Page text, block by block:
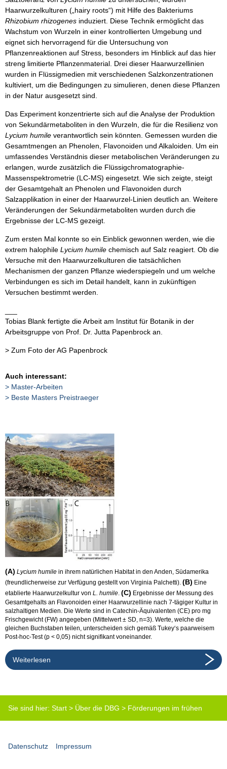
Haarwurzelkulturen („hairy roots“) mit Hilfe des Bakteriums
Rhizobium rhizogenes induziert. Diese Technik ermöglicht das
Wachstum von Wurzeln in einer kontrollierten Umgebung und
eignet sich hervorragend für die Untersuchung von
Pflanzenreaktionen auf Stress, besonders im Hinblick auf das hier
streng limitierte Pflanzenmaterial. Drei dieser Haarwurzellinien
wurden in Flüssigmedien mit verschiedenen Salzkonzentrationen
kultiviert, um die Bedingungen zu simulieren, denen diese Pflanzen
in der Natur ausgesetzt sind.
Das Experiment konzentrierte sich auf die Analyse der Produktion
von Sekundärmetaboliten in den Wurzeln, die für die Resilienz von
Lycium humile verantwortlich sein könnten. Gemessen wurden die
Gesamtmengen an Phenolen, Flavonoiden und Alkaloiden. Um ein
umfassendes Verständnis dieser metabolischen Veränderungen zu
erlangen, wurde zusätzlich die Flüssigchromatographie-
Massenspektrometrie (LC-MS) eingesetzt. Wie sich zeigte, steigt
der Gesamtgehalt an Phenolen und Flavonoiden durch
Salzapplikation in einer der Haarwurzel-Linien deutlich an. Weitere
Veränderungen der Sekundärmetaboliten wurden durch die
Ergebnisse der LC-MS gezeigt.
Zum ersten Mal konnte so ein Einblick gewonnen werden, wie die
extrem halophile Lycium humile chemisch auf Salz reagiert. Ob die
Versuche mit den Haarwurzelkulturen die tatsächlichen
Mechanismen der ganzen Pflanze wiederspiegeln und um welche
Verbindungen es sich im Detail handelt, kann in zukünftigen
Versuchen bestimmt werden.
Tobias Blank fertigte die Arbeit am Institut für Botanik in der
Arbeitsgruppe von Prof. Dr. Jutta Papenbrock an.
> Zum Foto der AG Papenbrock
Auch interessant:
Master-Arbeiten
Beste Masters Preistraeger
(A) Lycium humile in ihrem natürlichen Habitat in den Anden, Südamerika
(freundlicherweise zur Verfügung gestellt von Virginia Palchetti). (B) Eine
etablierte Haarwurzelkultur von L. humile. (C) Ergebnisse der Messung des
Gesamtgehalts an Flavonoiden einer Haarwurzellinie nach 7-tägiger Kultur in
salzhaltigen Medien. Die Werte sind in Catechin-Äquivalenten (CE) pro mg
Frischgewicht (FW) angegeben (Mittelwert ± SD, n=3). Werte, welche die
gleichen Buchstaben teilen, unterscheiden sich gemäß Tukey‘s paarweisem
Post-hoc-Test (p < 0,05) nicht signifikant voneinander.
Weiterlesen
Sie sind hier: Start > Über die DBG > Förderungen im frühen
Datenschutz
Impressum